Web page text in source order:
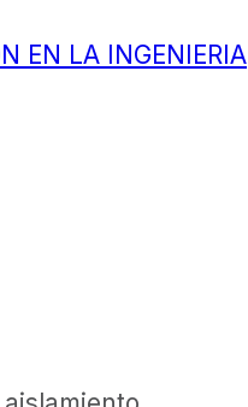
EN LA INGENIERIA